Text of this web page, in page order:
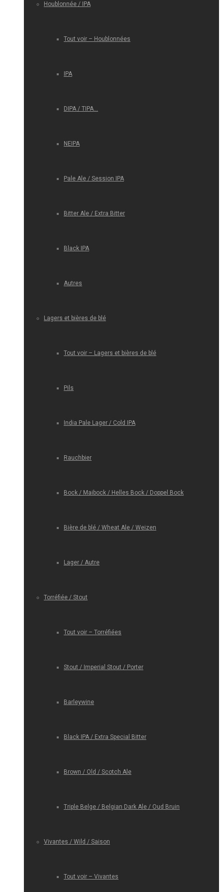
Houblonnée / IPA
Tout voir – Houblonnées
IPA
DIPA / TIPA…
NEIPA
Pale Ale / Session IPA
Bitter Ale / Extra Bitter
Black IPA
Autres
Lagers et bières de blé
Tout voir – Lagers et bières de blé
Pils
India Pale Lager / Cold IPA
Rauchbier
Bock / Maibock / Helles Bock / Doppel Bock
Bière de blé / Wheat Ale / Weizen
Lager / Autre
Torréfiée / Stout
Tout voir – Torréfiées
Stout / Imperial Stout / Porter
Barleywine
Black IPA / Extra Special Bitter
Brown / Old / Scotch Ale
Triple Belge / Belgian Dark Ale / Oud Bruin
Vivantes / Wild / Saison
Tout voir – Vivantes